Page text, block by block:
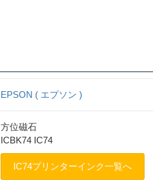
EPSON ( エプソン )
方位磁石
ICBK74 IC74
IC74プリンターインク一覧へ